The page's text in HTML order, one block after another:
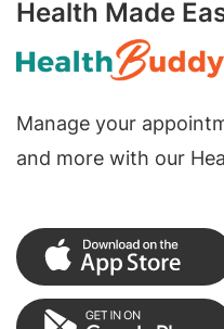
Health Made
Manage your
and more with our